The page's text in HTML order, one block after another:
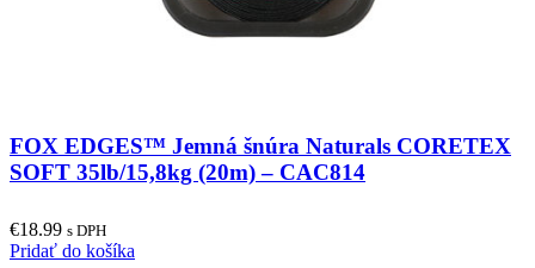
FOX EDGES™ Jemná šnúra Naturals CORETEX
SOFT 35lb/15,8kg (20m) – CAC814
€18.99 s DPH
Pridať do košíka